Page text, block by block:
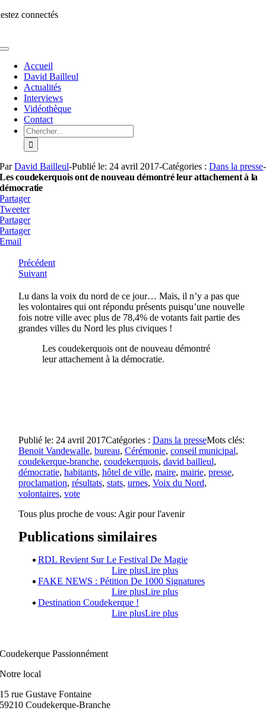
Allerconnectés
Toggle
NavigationAccueil
David Bailleul
Actualités
Interviews
Vidéothèque
Contact
Rechercher:
ParDavid Bailleul-Publié le: 24 avril 2017-Catégories :Dans la presse-
Les coudekerquois ont de nouveau démontré leur attachement à la
démocratie
Partager
Tweeter
Partager
Partager
Email
Précédent
Suivant
Lu dans la voix du nord de ce jour… Mais, il n’y a pas que
les volontaires qui ont répondu présents puisqu’une nouvelle
fois notre ville avec plus de 78,4% de votants fait partie des
grandes villes du Nord les plus civiques !
Les coudekerquois ont de nouveau démontré
leur attachement à la démocratie.
Publié le: 24 avril 2017Catégories : Dans la presseMots clés:
Benoit Vandewalle, bureau, Cérémonie, conseil municipal,
coudekerque-branche, coudekerquois, david bailleul,
démocratie, habitants, hôtel de ville, maire, mairie, presse,
proclamation, résultats, stats, urnes, Voix du Nord,
volontaires, vote
Tous plus proche de vous: Agir pour l'avenir
Publications similaires
RDL Revient Sur Le Festival De Magie
Lire plusLire plus
FAKE NEWS : Pétition De 1000 Signatures
Lire plusLire plus
Destination Coudekerque !
Lire plusLire plus
Coudekerque Passionnément
Notre local
15 rue Gustave Fontaine
59210 Coudekerque-Branche